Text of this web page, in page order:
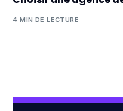
4 MIN DE LECTURE